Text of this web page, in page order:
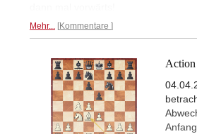
Mehr... Kommentare